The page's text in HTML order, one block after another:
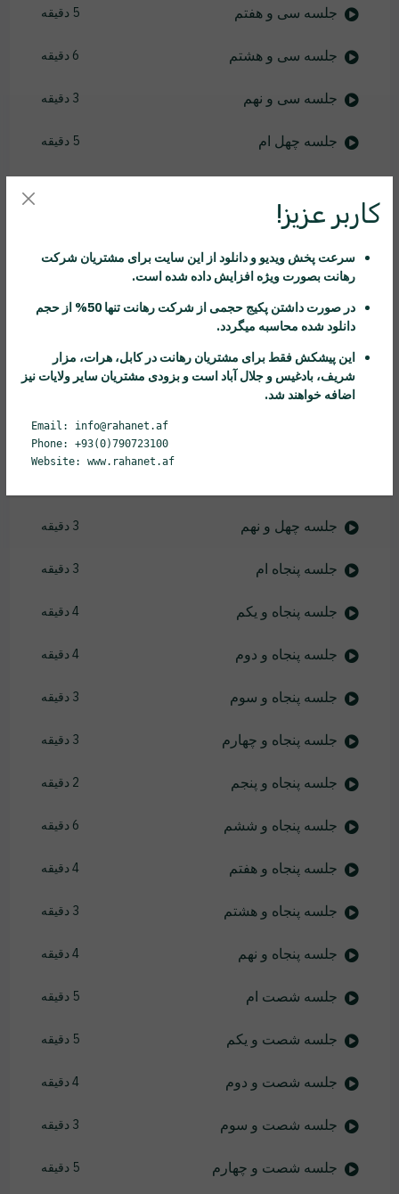
جلسه سی و هفتم 5 دقیقه
جلسه سی و هشتم 6 دقیقه
جلسه سی و نهم 3 دقیقه
جلسه چهل ام 5 دقیقه
جلسه چهل و دوم
جلسه چهل و سوم
جلسه چهل و چهارم 2 دقیقه
جلسه چهل و پنجم 4 دقیقه
جلسه چهل و ششم
3 دقیقه
جلسه چهل و نهم 3 دقیقه
جلسه پنجاه ام 3 دقیقه
جلسه پنجاه و یکم 4 دقیقه
جلسه پنجاه و دوم 4 دقیقه
جلسه پنجاه و سوم 3 دقیقه
جلسه پنجاه و چهارم 3 دقیقه
جلسه پنجاه و پنجم 2 دقیقه
جلسه پنجاه و ششم 6 دقیقه
جلسه پنجاه و هفتم 4 دقیقه
جلسه پنجاه و هشتم 3 دقیقه
جلسه پنجاه و نهم 4 دقیقه
جلسه شصت ام 5 دقیقه
جلسه شصت و یکم 5 دقیقه
جلسه شصت و دوم 4 دقیقه
جلسه شصت و سوم 3 دقیقه
جلسه شصت و چهارم 5 دقیقه
کاربر عزیز!
سرعت پخش ویدیو و دانلود از این سایت برای مشتریان شرکت
رهانت بصورت ویژه افزایش داده شده است.
در صورت داشتن پکیج حجمی از شرکت رهانت
تنها 50% از حجم
دانلود شده محاسبه میگردد.
این پیشکش فقط برای مشتریان رهانت در کابل، هرات، مزار
شریف، بادغیس و جلال آباد است و بزودی مشتریان سایر ولایات نیز
اضافه خواهند شد.
Email: info@rahanet.af
Phone: +93(0)790723100
Website: www.rahanet.af